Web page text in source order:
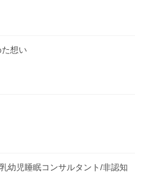
た想い
幼児睡眠コンサルタント/非認知